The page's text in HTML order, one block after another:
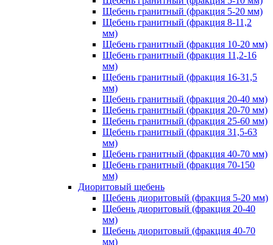
Щебень гранитный (фракция 5-20 мм)
Щебень гранитный (фракция 8-11,2
мм)
Щебень гранитный (фракция 10-20 мм)
Щебень гранитный (фракция 11,2-16
мм)
Щебень гранитный (фракция 16-31,5
мм)
Щебень гранитный (фракция 20-40 мм)
Щебень гранитный (фракция 20-70 мм)
Щебень гранитный (фракция 25-60 мм)
Щебень гранитный (фракция 31,5-63
мм)
Щебень гранитный (фракция 40-70 мм)
Щебень гранитный (фракция 70-150
мм)
Диоритовый щебень
Щебень диоритовый (фракция 5-20 мм)
Щебень диоритовый (фракция 20-40
мм)
Щебень диоритовый (фракция 40-70
мм)